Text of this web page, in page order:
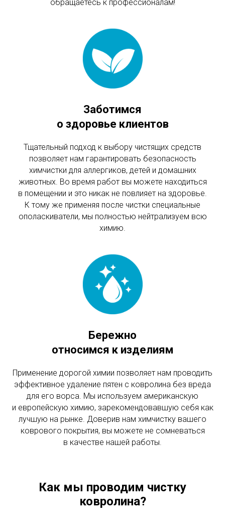
обращаетесь к профессионалам!
Заботимся
о здоровье клиентов
Тщательный подход к выбору чистящих средств
позволяет нам гарантировать безопасность
химчистки для аллергиков, детей и домашних
животных. Во время работ вы можете находиться
в помещении и это никак не повлияет на здоровье.
К тому же применяя после чистки специальные
ополаскиватели, мы полностью нейтрализуем всю
химию.
Бережно
относимся к изделиям
Применение дорогой химии позволяет нам проводить
эффективное удаление пятен с ковролина без вреда
для его ворса. Мы используем американскую
и европейскую химию, зарекомендовавшую себя как
лучшую на рынке. Доверив нам химчистку вашего
коврового покрытия, вы можете не сомневаться
в качестве нашей работы.
Как мы проводим чистку
ковролина?